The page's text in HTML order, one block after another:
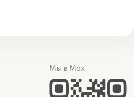
Мы в Max